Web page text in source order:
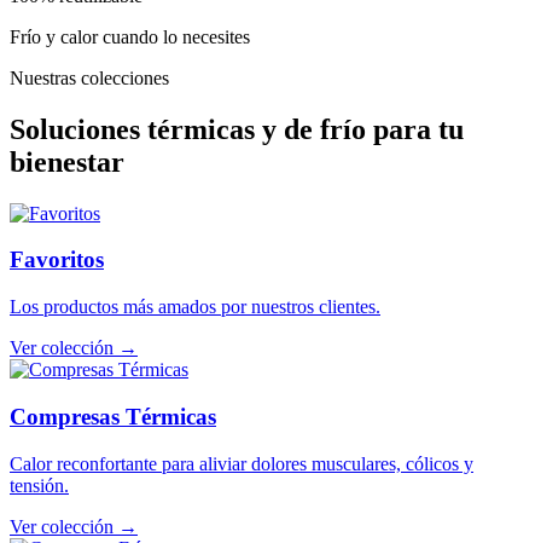
Frío y calor cuando lo necesites
Nuestras colecciones
Soluciones térmicas y de frío para tu
bienestar
Favoritos
Los productos más amados por nuestros clientes.
Ver colección →
Compresas Térmicas
Calor reconfortante para aliviar dolores musculares, cólicos y
tensión.
Ver colección →